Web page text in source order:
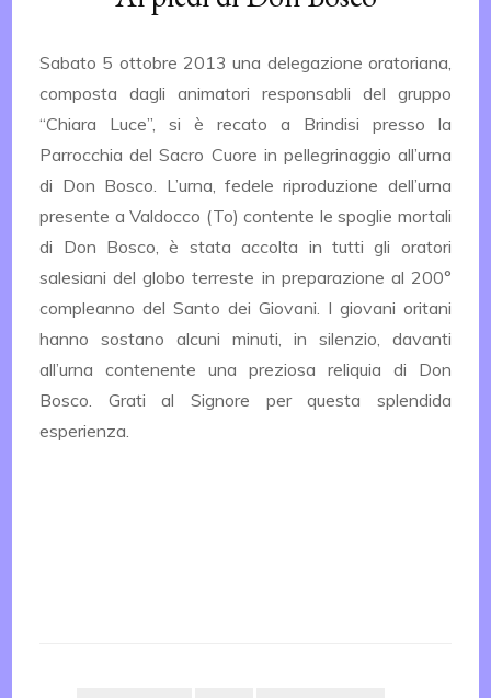
Sabato 5 ottobre 2013 una delegazione oratoriana,
composta dagli animatori responsabli del gruppo
“Chiara Luce”, si è recato a Brindisi presso la
Parrocchia del Sacro Cuore in pellegrinaggio all’urna
di Don Bosco. L’urna, fedele riproduzione dell’urna
presente a Valdocco (To) contente le spoglie mortali
di Don Bosco, è stata accolta in tutti gli oratori
salesiani del globo terreste in preparazione al 200°
compleanno del Santo dei Giovani. I giovani oritani
hanno sostano alcuni minuti, in silenzio, davanti
all’urna contenente una preziosa reliquia di Don
Bosco. Grati al Signore per questa splendida
esperienza.